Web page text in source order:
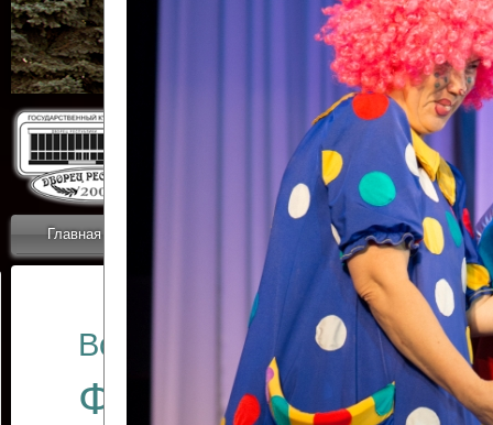
Главная Коллективы Новости
ОТЧЕТЫ ГКЦ
Все отчеты
Финал